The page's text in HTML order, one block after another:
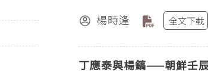
楊時逢
全文下載
丁應泰與楊鎬——朝鮮壬